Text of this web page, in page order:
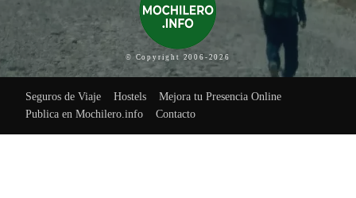
© Copyright 2006-2026
Seguros de Viaje Hostels
Mejora tu Presencia Online
Publica en Mochilero.info
Contacto